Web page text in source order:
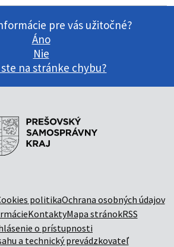
pre vás užitočné?
Áno
Nie
ste na stránke chybu?
politikaOchrana osobných údajov
KontaktyMapa stránokRSS
o prístupnosti
a technický prevádzkovateľ